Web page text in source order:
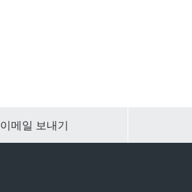
CLEAR SELECTION
이메일 보내기